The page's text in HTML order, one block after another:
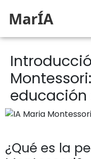
MarÍA
¿Qué es la